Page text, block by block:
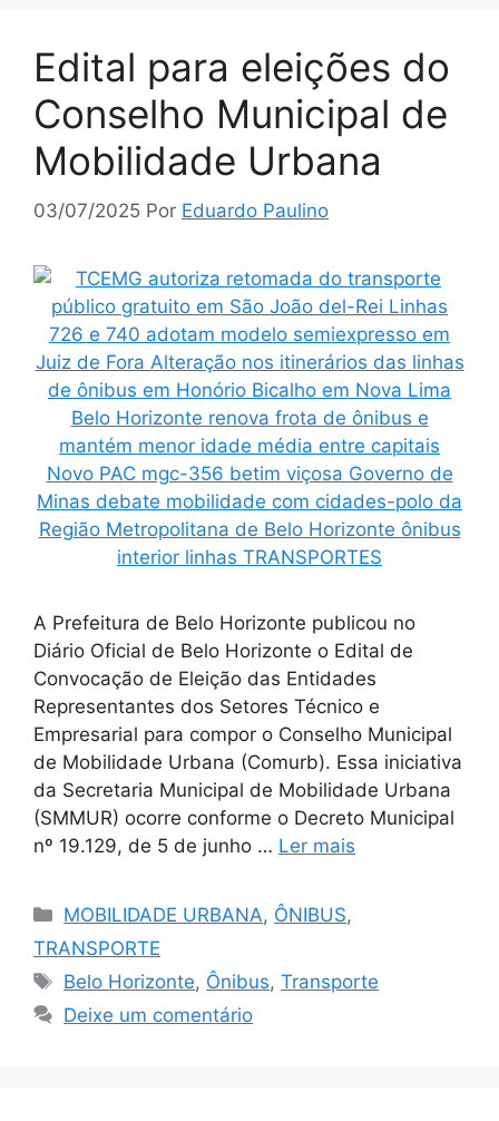
Edital para eleições do
Conselho Municipal de
Mobilidade Urbana
03/07/2025 Por Eduardo Paulino
A Prefeitura de Belo Horizonte publicou no
Diário Oficial de Belo Horizonte o Edital de
Convocação de Eleição das Entidades
Representantes dos Setores Técnico e
Empresarial para compor o Conselho Municipal
de Mobilidade Urbana (Comurb). Essa iniciativa
da Secretaria Municipal de Mobilidade Urbana
(SMMUR) ocorre conforme o Decreto Municipal
nº 19.129, de 5 de junho … Ler mais
Categorias
MOBILIDADE URBANA, ÔNIBUS,
TRANSPORTE
Tags
Belo Horizonte, Ônibus,Transporte
Deixe um comentário